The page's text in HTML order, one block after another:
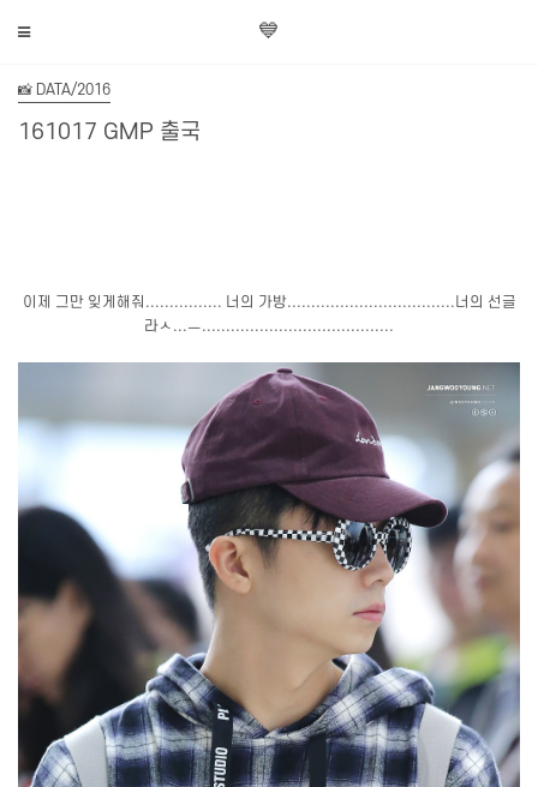
💙
📸 DATA/2016
161017 GMP 출국
이제 그만 잊게해줘................ 너의 가방...................................너의 선글
라ㅅ...ㅡ........................................